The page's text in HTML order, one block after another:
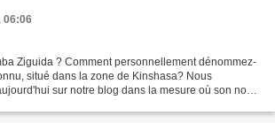
06:06
Ziguida ? Comment personnellement dénommez-
situé dans la zone de Kinshasa? Nous
sur notre blog dans la mesure où son nom